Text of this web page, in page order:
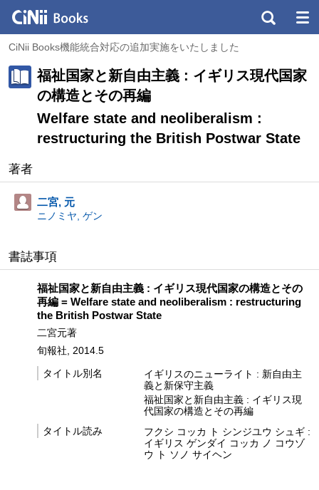
CiNii Books機能統合対応の追加実施をいたしました
福祉国家と新自由主義 : イギリス現代国家
の構造とその再編
Welfare state and neoliberalism :
restructuring the British Postwar State
著者
二宮, 元
ニノミヤ, ゲン
書誌事項
福祉国家と新自由主義 : イギリス現代国家の構造とその
再編 = Welfare state and neoliberalism : restructuring
the British Postwar State
二宮元著
旬報社, 2014.5
タイトル別名
イギリスのニューライト : 新自由主
義と新保守主義
福祉国家と新自由主義 : イギリス現
代国家の構造とその再編
タイトル読み
フクシ コッカ ト シンジユウ シュギ :
イギリス ゲンダイ コッカ ノ コウゾ
ウ ト ソノ サイヘン